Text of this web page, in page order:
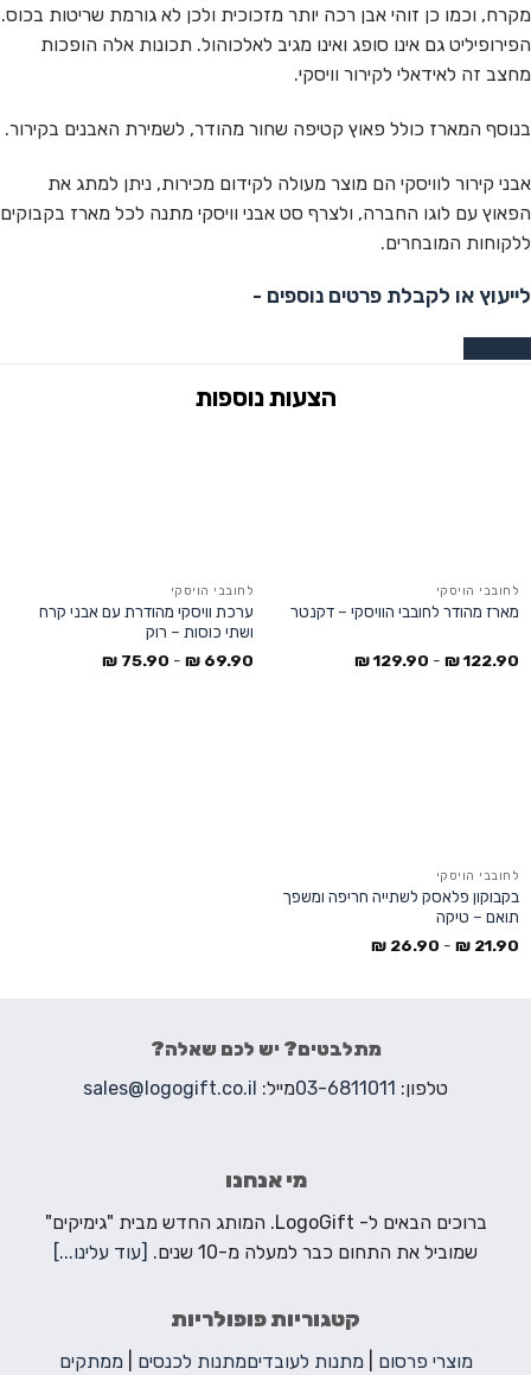
מקרח, וכמו כן זוהי אבן רכה יותר מזכוכית ולכן לא גורמת שריטות בכוס.
הפירופיליט גם אינו סופג ואינו מגיב לאלכוהול. תכונות אלה הופכות
מחצב זה לאידאלי לקירור וויסקי.
בנוסף המארז כולל פאוץ קטיפה שחור מהודר, לשמירת האבנים בקירור.
אבני קירור לוויסקי הם מוצר מעולה לקידום מכירות, ניתן למתג את
הפאוץ עם לוגו החברה, ולצרף סט אבני וויסקי מתנה לכל מארז בקבוקים
ללקוחות המובחרים.
לייעוץ או לקבלת פרטים נוספים -
לחובבי הויסקי
מארז מהודר לחובבי הוויסקי – דקנטר
122.90
₪
-
129.90
₪
לחובבי הויסקי
ערכת וויסקי מהודרת עם אבני קרח
ושתי כוסות – רוק
69.90
₪
-
75.90
₪
לחובבי הויסקי
בקבוקון פלאסק לשתייה חריפה ומשפך
תואם – טיקה
21.90
₪
-
26.90
₪
מתלבטים? יש לכם שאלה?
טלפון: 03-6811011מייל: sales@logogift.co.il
מי אנחנו
ברוכים הבאים ל- LogoGift. המותג החדש מבית "גימיקים"
שמוביל את התחום כבר למעלה מ-10 שנים.
[עוד עלינו...]
קטגוריות פופולריות
מוצרי פרסום מתנות לעובדיםמתנות לכנסים
ממתקים